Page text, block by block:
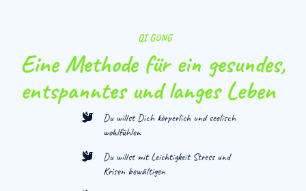
QI GONG
Eine Methode für ein gesundes,
entspanntes und langes Leben
Du willst Dich körperlich und seelisch
wohlfühlen
Du willst mit Leichtigkeit Stress und
Krisen bewältigen